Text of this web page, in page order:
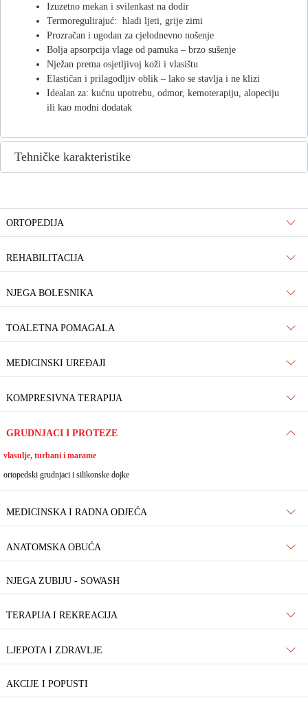
ORTOPEDIJA
REHABILITACIJA
NJEGA BOLESNIKA
TOALETNA POMAGALA
MEDICINSKI UREĐAJI
KOMPRESIVNA TERAPIJA
GRUDNJACI I PROTEZE
vlasulje, turbani i marame
ortopedski grudnjaci i silikonske dojke
MEDICINSKA I RADNA ODJEĆA
ANATOMSKA OBUĆA
NJEGA ZUBIJU - SOWASH
TERAPIJA I REKREACIJA
LJEPOTA I ZDRAVLJE
AKCIJE I POPUSTI
Izuzetno mekan i svilenkast na dodir
Termoregulirajuć: hladi ljeti, grije zimi
Prozračan i ugodan za cjelodnevno nošenje
Bolja apsorpcija vlage od pamuka – brzo sušenje
Nježan prema osjetljivoj koži i vlasištu
Elastičan i prilagodljiv oblik – lako se stavlja i ne klizi
Idealan za: kućnu upotrebu, odmor, kemoterapiju, alopeciju
ili kao modni dodatak
Tehničke karakteristike